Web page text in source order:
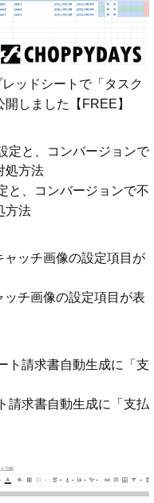
ッドシートで「タスク
しました【FREE】
と、コンバージョンで不
方法
ッチ画像の設定項目が表
請求書自動生成に「支払